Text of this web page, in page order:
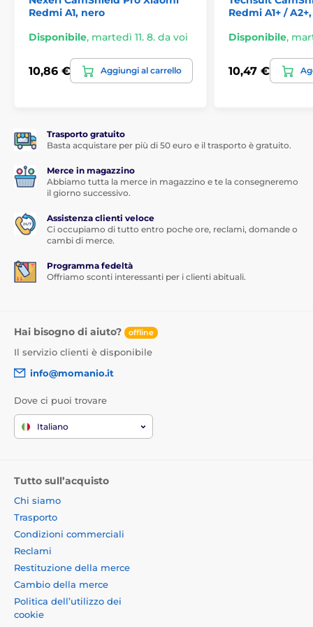
tasca, destinata a riporre denaro, carte di credito o
varianti di colore
e se non vi soddisfa, provate a dare
un'occhiata ad altrecustodie per telefoni Xiaomi .
Redmi A1, nero
Disponibile, martedì 11. 8. da voi
10,86 € Aggiungi al carrello
Redmi A1+ /
Disponibile,
10,47 €
Trasporto gratuito
Basta acquistare per più di 50 euro e il trasporto è gratuito.
Merce in magazzino
Abbiamo tutta la merce in magazzino e te la consegneremo
il giorno successivo.
Assistenza clienti veloce
Ci occupiamo di tutto entro poche ore, reclami, domande o
cambi di merce.
Programma fedeltà
Offriamo sconti interessanti per i clienti abituali.
Hai bisogno di aiuto? offline
Il servizio clienti è disponibile
info@momanio.it
Dove ci puoi trovare
Italiano
Tutto sull’acquisto
Chi siamo
Trasporto
Condizioni commerciali
Reclami
Restituzione della merce
Cambio della merce
Politica dell’utilizzo dei
cookie